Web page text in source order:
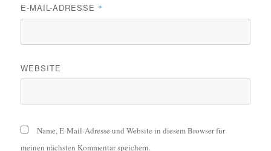
E-MAIL-ADRESSE *
WEBSITE
Name, E-Mail-Adresse und Website in diesem Browser für
meinen nächsten Kommentar speichern.